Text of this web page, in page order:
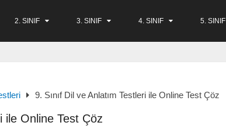
2. SINIF 3. SINIF 4. SINIF 5. SINIF
9. Sınıf Dil ve Anlatım Testleri ile Online Test Çöz
ile Online Test Çöz